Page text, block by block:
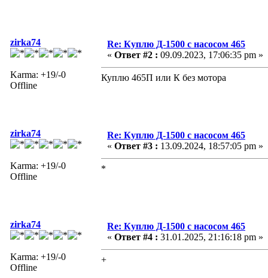
zirka74
Karma: +19/-0
Offline
Re: Куплю Д-1500 с насосом 465
« Ответ #2 : 09.09.2023, 17:06:35 pm »
Куплю 465П или К без мотора
zirka74
Karma: +19/-0
Offline
Re: Куплю Д-1500 с насосом 465
« Ответ #3 : 13.09.2024, 18:57:05 pm »
*
zirka74
Karma: +19/-0
Offline
Re: Куплю Д-1500 с насосом 465
« Ответ #4 : 31.01.2025, 21:16:18 pm »
+